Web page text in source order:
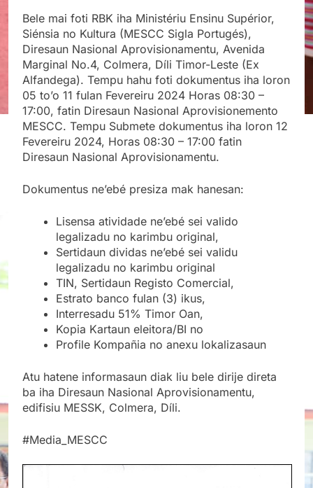
Bele mai foti RBK iha Ministériu Ensinu Supérior,
Siénsia no Kultura (MESCC Sigla Portugés),
Diresaun Nasional Aprovisionamentu, Avenida
Marginal No.4, Colmera, Díli Timor-Leste (Ex
Alfandega). Tempu hahu foti dokumentus iha loron
05 to’o 11 fulan Fevereiru 2024 Horas 08:30 –
17:00, fatin Diresaun Nasional Aprovisionemento
MESCC. Tempu Submete dokumentus iha loron 12
Fevereiru 2024, Horas 08:30 – 17:00 fatin
Diresaun Nasional Aprovisionamentu.
Dokumentus ne’ebé presiza mak hanesan:
Lisensa atividade ne’ebé sei valido
legalizadu no karimbu original,
Sertidaun dividas ne’ebé sei validu
legalizadu no karimbu original
TIN, Sertidaun Registo Comercial,
Estrato banco fulan (3) ikus,
Interresadu 51% Timor Oan,
Kopia Kartaun eleitora/BI no
Profile Kompañia no anexu lokalizasaun
Atu hatene informasaun diak liu bele dirije direta
ba iha Diresaun Nasional Aprovisionamentu,
edifisiu MESSK, Colmera, Díli.
#Media_MESCC